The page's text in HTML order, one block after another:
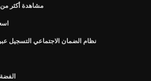
مشاهدة أكثر من
نظام الضمان الاجتماعي التسجيل
1924